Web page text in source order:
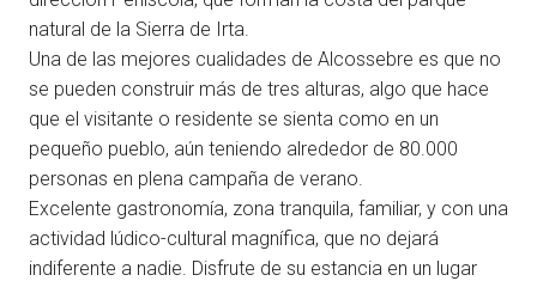
natural de la Sierra de Irta.
Una de las mejores cualidades de Alcossebre es que no
se pueden construir más de tres alturas, algo que hace
que el visitante o residente se sienta como en un
pequeño pueblo, aún teniendo alrededor de 80.000
personas en plena campaña de verano.
Excelente gastronomía, zona tranquila, familiar, y con una
actividad lúdico-cultural magnífica, que no dejará
indiferente a nadie. Disfrute de su estancia en un lugar